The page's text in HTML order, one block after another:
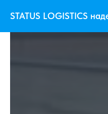
STATUS LOGISTICS